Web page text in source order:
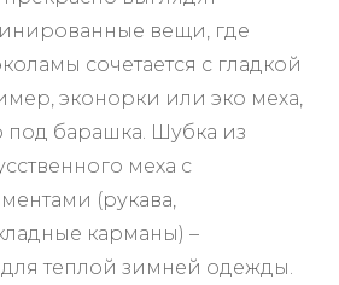
вещи, где
сочетается с гладкой
эконорки или эко меха,
под барашка. Шубка из
меха с
(рукава,
карманы) –
теплой зимней одежды.